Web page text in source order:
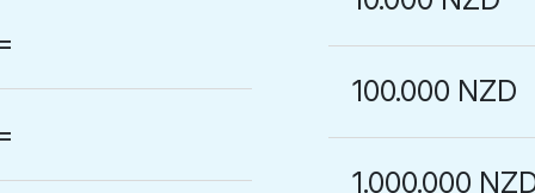
100.000 NZD
1.000.000